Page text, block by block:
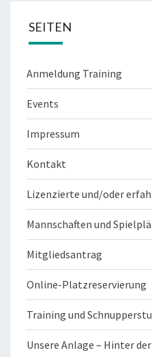
SEITEN
Anmeldung Training
Events
Impressum
Kontakt
Lizenzierte und/oder
Mannschaften und
Mitgliedsantrag
Online-Platzreservierung
Training und
Unsere Anlage – Hinter